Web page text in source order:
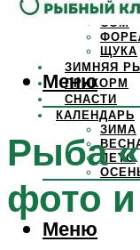
СОМ
ЩУКА
ЗИМНЯЯ
ПРИКОРМ
СНАСТИ
КАЛЕНДАРЬ
ЗИМА
ЛЕТО
Меню
Меню
Рыба
фото